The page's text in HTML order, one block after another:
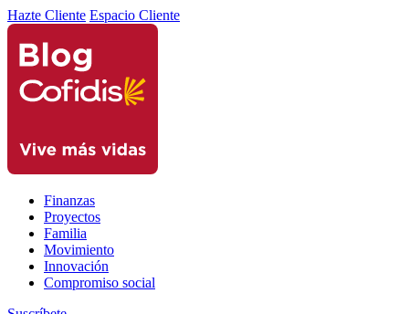
Hazte Cliente Espacio Cliente
Finanzas
Proyectos
Familia
Movimiento
Innovación
Compromiso social